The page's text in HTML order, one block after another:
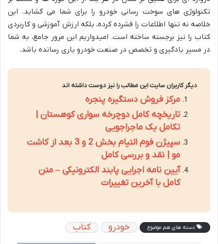
تکنولوژی های سوخت رسانی خودرو را برای شما می گشاید. این
خلاصه نه تنها اطلاعات را فشرده کرده، بلکه ارزش آموزشی و کاربردی
کتاب را نیز برجسته ساخته است. امیدواریم این مرور جامع، به شما
در مسیر یادگیری و تخصص در صنعت خودرو یاری رسانده باشد.
دیگر کاربران سایت این مطالب را نیز دوست داشته اند
مرکز فروش دستگیره پنجره
تاریخچه کامل دوچرخه سواری کوهستان |
تکامل یک ماجراجویی
سپیژن فوم التیام بخش 2 و 3 بعد از کاشت
مو | نقد و بررسی کامل
آیین نامه اجرایی پابند الکترونیکی – متن
کامل با آخرین تغییرات
دسته های هم موضوع خودرو کتاب